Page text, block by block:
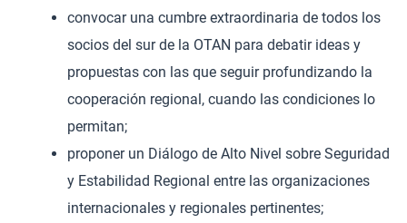
convocar una cumbre extraordinaria de todos los
socios del sur de la OTAN para debatir ideas y
propuestas con las que seguir profundizando la
cooperación regional, cuando las condiciones lo
permitan;
proponer un Diálogo de Alto Nivel sobre Seguridad
y Estabilidad Regional entre las organizaciones
internacionales y regionales pertinentes;